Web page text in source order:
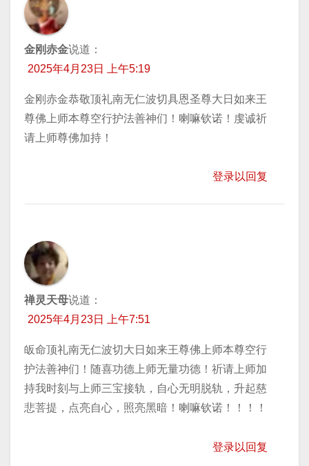
金刚赤金说道：
2025年4月23日 上午5:19
金刚赤金恭敬顶礼南无仁波切具恩圣尊大日如来王
尊佛上师本尊空行护法善神们！喇嘛钦诺！虔诚祈
请上师尊佛加持！
登录以回复
禅灵天母说道：
2025年4月23日 上午7:51
皈命顶礼南无仁波切大日如来王尊佛上师本尊空行
护法善神们！随喜功德上师无量功德！祈请上师加
持我时刻与上师三宝接轨，自心无明脱轨，升起慈
悲菩提，点亮自心，照亮黑暗！喇嘛钦诺！！！！
登录以回复